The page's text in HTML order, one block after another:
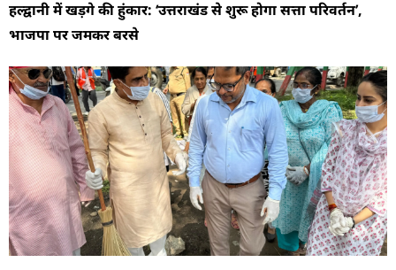
हल्द्वानी में खड़गे की हुंकार: ‘उत्तराखंड से शुरू होगा सत्ता परिवर्तन’,
भाजपा पर जमकर बरसे